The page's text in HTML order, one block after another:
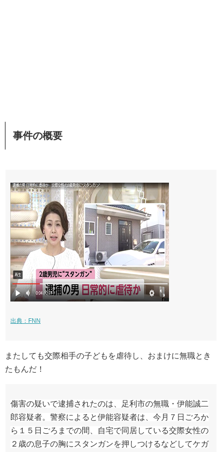
事件の概要
出典：FNN
またしても交際相手の子どもを虐待し、おまけに無職とき
たもんだ！
傷害の疑いで逮捕されたのは、足利市の無職・伊能誠二
郎容疑者。警察によると伊能容疑者は、今月７日ごろか
ら１５日ごろまでの間、自宅で同居している交際女性の
２歳の息子の胸にスタンガンを押しつけるなどしてケガ